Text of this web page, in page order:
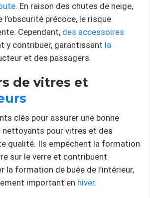
. En raison des chutes de neige,
l’obscurité précoce, le risque
Cependant, des accessoires
y contribuer, garantissant la
et des passagers.
de vitres et
clés pour assurer une bonne
pour vitres et des
qualité. Ils empêchent la formation
sur le verre et contribuent
la formation de buée de l’intérieur,
important en hiver.